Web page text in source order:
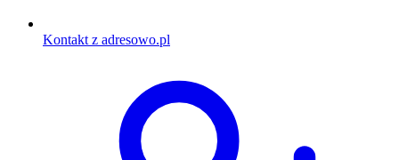
Kontakt z adresowo.pl